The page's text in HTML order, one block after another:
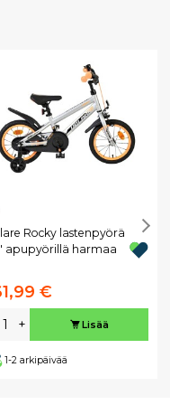
Rocky lastenpyörä
apupyörillä harmaa
€
+ Lisää
1-2 arkipäivää